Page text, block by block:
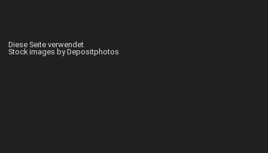
Diese Seite verwendet
Stock images by Depositphotos